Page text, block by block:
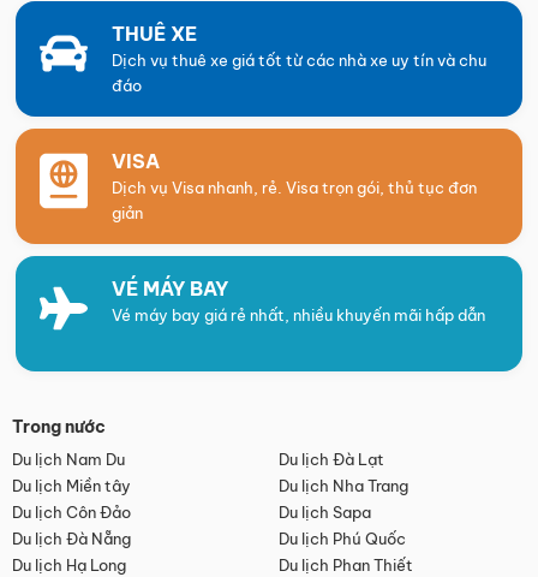
THUÊ XE
Dịch vụ thuê xe giá tốt từ các nhà xe uy tín và chu
đáo
VISA
Dịch vụ Visa nhanh, rẻ. Visa trọn gói, thủ tục đơn
giản
VÉ MÁY BAY
Vé máy bay giá rẻ nhất, nhiều khuyến mãi hấp dẫn
Trong nước
Du lịch Nam Du
Du lịch Đà Lạt
Du lịch Miền tây
Du lịch Nha Trang
Du lịch Côn Đảo
Du lịch Sapa
Du lịch Đà Nẵng
Du lịch Phú Quốc
Du lịch Hạ Long
Du lịch Phan Thiết